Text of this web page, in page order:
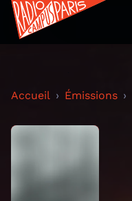
Accueil Émissions